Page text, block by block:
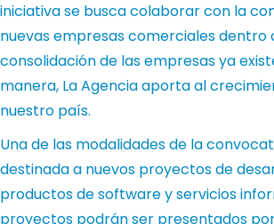
iniciativa se busca colaborar con la
nuevas empresas comerciales dentro
consolidación de las empresas ya
manera, La Agencia aporta al
nuestro país.
Una de las modalidades de la
destinada a nuevos proyectos de
productos de software y servicios
proyectos podrán ser presentados